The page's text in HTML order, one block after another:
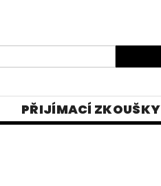
PŘIJÍMACÍ ZKOUŠKY